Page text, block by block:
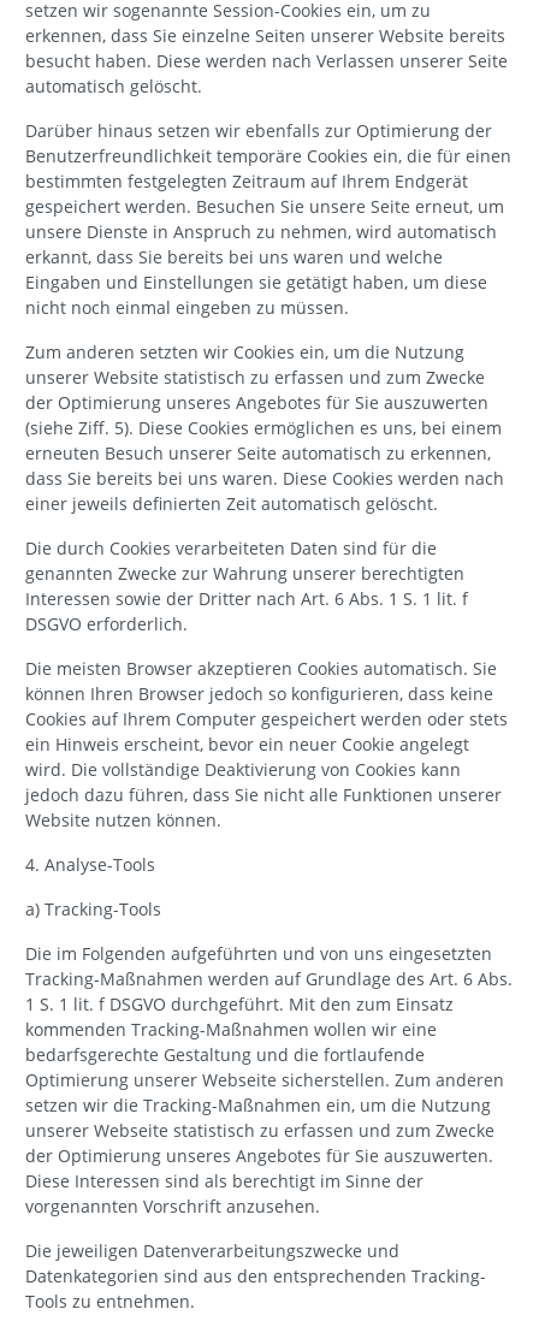
setzen wir sogenannte Session-Cookies ein, um zu
erkennen, dass Sie einzelne Seiten unserer Website bereits
besucht haben. Diese werden nach Verlassen unserer Seite
automatisch gelöscht.
Darüber hinaus setzen wir ebenfalls zur Optimierung der
Benutzerfreundlichkeit temporäre Cookies ein, die für einen
bestimmten festgelegten Zeitraum auf Ihrem Endgerät
gespeichert werden. Besuchen Sie unsere Seite erneut, um
unsere Dienste in Anspruch zu nehmen, wird automatisch
erkannt, dass Sie bereits bei uns waren und welche
Eingaben und Einstellungen sie getätigt haben, um diese
nicht noch einmal eingeben zu müssen.
Zum anderen setzten wir Cookies ein, um die Nutzung
unserer Website statistisch zu erfassen und zum Zwecke
der Optimierung unseres Angebotes für Sie auszuwerten
(siehe Ziff. 5). Diese Cookies ermöglichen es uns, bei einem
erneuten Besuch unserer Seite automatisch zu erkennen,
dass Sie bereits bei uns waren. Diese Cookies werden nach
einer jeweils definierten Zeit automatisch gelöscht.
Die durch Cookies verarbeiteten Daten sind für die
genannten Zwecke zur Wahrung unserer berechtigten
Interessen sowie der Dritter nach Art. 6 Abs. 1 S. 1 lit. f
DSGVO erforderlich.
Die meisten Browser akzeptieren Cookies automatisch. Sie
können Ihren Browser jedoch so konfigurieren, dass keine
Cookies auf Ihrem Computer gespeichert werden oder stets
ein Hinweis erscheint, bevor ein neuer Cookie angelegt
wird. Die vollständige Deaktivierung von Cookies kann
jedoch dazu führen, dass Sie nicht alle Funktionen unserer
Website nutzen können.
4. Analyse-Tools
a) Tracking-Tools
Die im Folgenden aufgeführten und von uns eingesetzten
Tracking-Maßnahmen werden auf Grundlage des Art. 6 Abs.
1 S. 1 lit. f DSGVO durchgeführt. Mit den zum Einsatz
kommenden Tracking-Maßnahmen wollen wir eine
bedarfsgerechte Gestaltung und die fortlaufende
Optimierung unserer Webseite sicherstellen. Zum anderen
setzen wir die Tracking-Maßnahmen ein, um die Nutzung
unserer Webseite statistisch zu erfassen und zum Zwecke
der Optimierung unseres Angebotes für Sie auszuwerten.
Diese Interessen sind als berechtigt im Sinne der
vorgenannten Vorschrift anzusehen.
Die jeweiligen Datenverarbeitungszwecke und
Datenkategorien sind aus den entsprechenden Tracking-
Tools zu entnehmen.